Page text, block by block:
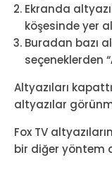
Ekranda
köşesinde yer
Buradan bazı
seçeneklerden “
Altyazıları
altyazılar
Fox TV
bir diğer yöntem